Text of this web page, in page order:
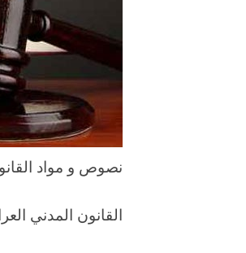
نصوص و مواد
القانون المدني